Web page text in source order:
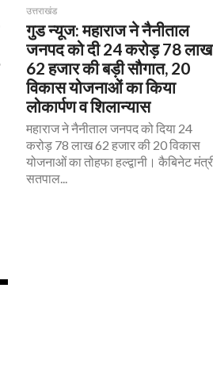
उत्तराखंड
गुड न्यूज: महाराज ने नैनीताल
जनपद को दी 24 करोड़ 78 लाख
62 हजार की बड़ी सौगात, 20
विकास योजनाओं का किया
लोकार्पण व शिलान्यास
महाराज ने नैनीताल जनपद को दिया 24
करोड़ 78 लाख 62 हजार की 20 विकास
योजनाओं का तोहफा हल्द्वानी। कैबिनेट
सतपाल...